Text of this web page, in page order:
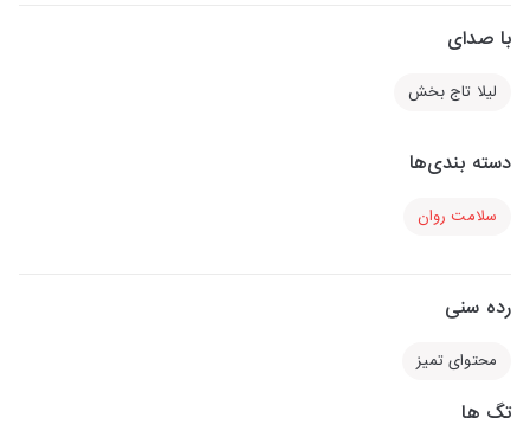
با صدای
لیلا تاج بخش
دسته بندی‌ها
سلامت روان
رده سنی
محتوای تمیز
تگ ها